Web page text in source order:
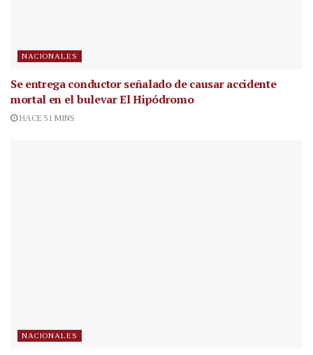
NACIONALES
Se entrega conductor señalado de causar accidente
mortal en el bulevar El Hipódromo
HACE 51 MINS
NACIONALES